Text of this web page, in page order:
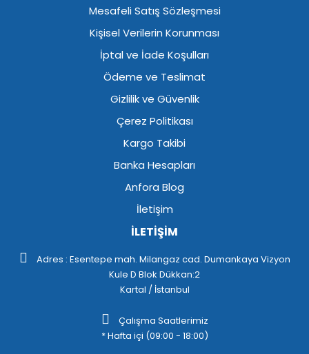
Mesafeli Satış Sözleşmesi
Kişisel Verilerin Korunması
İptal ve İade Koşulları
Ödeme ve Teslimat
Gizlilik ve Güvenlik
Çerez Politikası
Kargo Takibi
Banka Hesapları
Anfora Blog
İletişim
İLETİŞİM
Adres : Esentepe mah. Milangaz cad. Dumankaya Vizyon
Kule D Blok Dükkan:2
Kartal / İstanbul
Çalışma Saatlerimiz
* Hafta içi (09:00 - 18:00)